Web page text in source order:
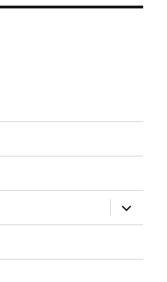
Zobrazit
položky